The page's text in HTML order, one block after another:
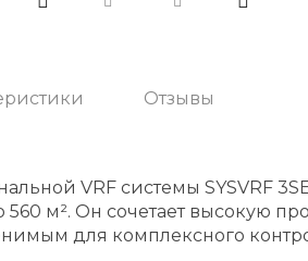
Отзывы
VRF системы SYSVRF
м². Он сочетает высокую
для комплексного